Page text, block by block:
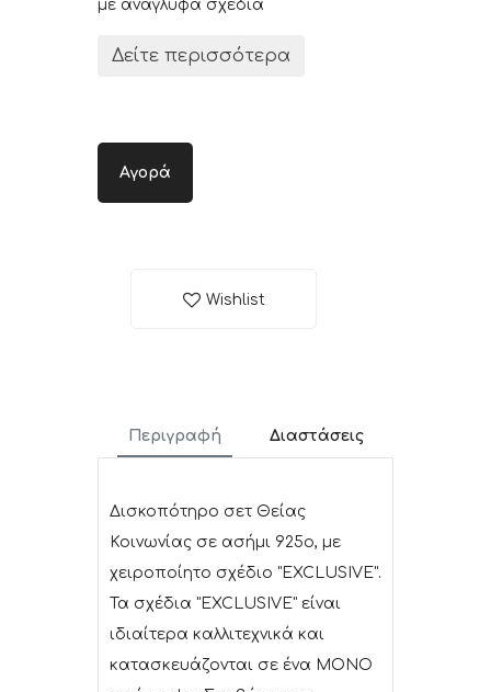
με ανάγλυφα σχέδια
Δείτε περισσότερα
Αγορά
Wishlist
Περιγραφή Διαστάσεις
Δισκοπότηρο σετ Θείας
Κοινωνίας σε ασήμι 925ο, με
χειροποίητο σχέδιο "EXCLUSIVE".
Τα σχέδια "EXCLUSIVE" είναι
ιδιαίτερα καλλιτεχνικά και
κατασκευάζονται σε ένα ΜΟΝΟ